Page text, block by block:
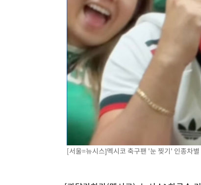
[서울=뉴시스]멕시코 축구팬 '눈 찢기' 인종차